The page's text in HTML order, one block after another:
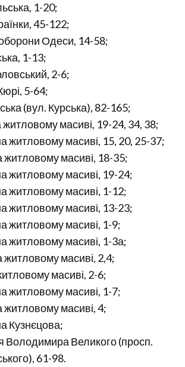
1-20;
45-122;
Одеси, 14-58;
1-13;
2-6;
5-64;
(вул. Курська), 82-165;
житловому масиві, 19-24, 34, 38;
житловому масиві, 15, 20, 25-37;
житловому масиві, 18-35;
житловому масиві, 19-24;
житловому масиві, 1-12;
житловому масиві, 13-23;
житловому масиві, 1-9;
житловому масиві, 1-3а;
житловому масиві, 2,4;
масиві, 2-6;
житловому масиві, 1-7;
житловому масиві, 4;
Кузнєцова;
Володимира Великого (просп.
61-98.